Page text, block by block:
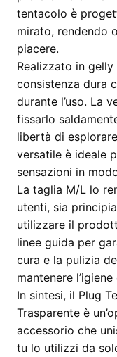
diametro
variabile
da
3.1
a
6.5
cm
quantità
tentacolo è
mirato, rendendo
piacere.
Realizzato in
consistenza dura
durante l’uso. La
fissarlo
libertà di
versatile è ideale
sensazioni in
La taglia M/L lo
utenti, sia
utilizzare il
linee guida per
cura e la pulizia
mantenere
In sintesi, il Plug
Trasparente è
accessorio che
tu lo utilizzi da